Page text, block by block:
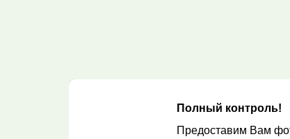
Полный контроль!
Предоставим Вам